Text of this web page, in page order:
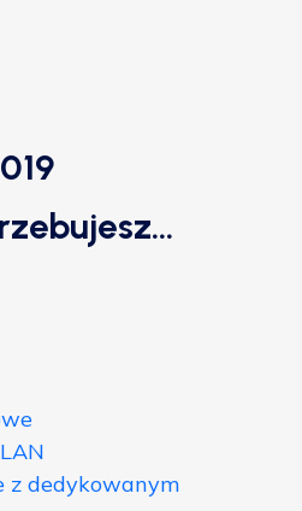
z dedykowanym